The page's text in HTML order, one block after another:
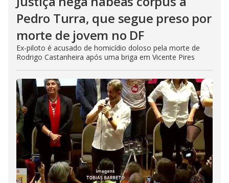
Pedro Turra, que segue preso por
morte de jovem no DF
Ex-piloto é acusado de homicídio doloso pela morte de
Rodrigo Castanheira após uma briga em Vicente Pires